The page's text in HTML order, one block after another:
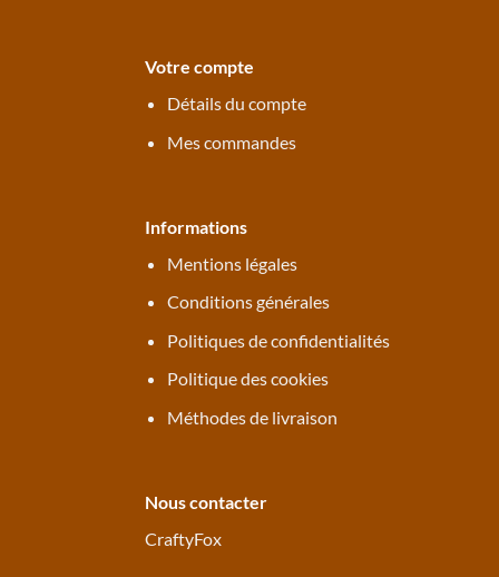
Votre compte
Détails du compte
Mes commandes
Informations
Mentions légales
Conditions générales
Politiques de confidentialités
Politique des cookies
Méthodes de livraison
Nous contacter
CraftyFox